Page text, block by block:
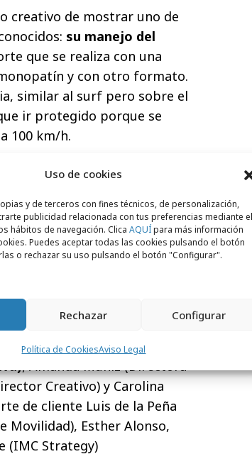
Uso de cookies
y de terceros con fines técnicos, de personalización,
publicidad relacionada con tus preferencias mediante el
hábitos de navegación. Clica AQUÍpara más información
Puedes aceptar todas las cookies pulsando el botón
o rechazar su uso pulsando el botón "Configurar".
Rechazar Configurar
Política de CookiesAviso Legal
creativo de mostrar uno de
su manejo del
que se realiza con una
y con otro formato.
similar al surf pero sobre el
ir protegido porque se
100 km/h.
del estado de
Canada, responsable de
o el último de Dua
para mezclarestrategia,
Instagram, Facebook
display.
cuenta está formado por
Creativo) y Carolina
de cliente Luis de la Peña
Movilidad), Esther Alonso,
(IMC Strategy)